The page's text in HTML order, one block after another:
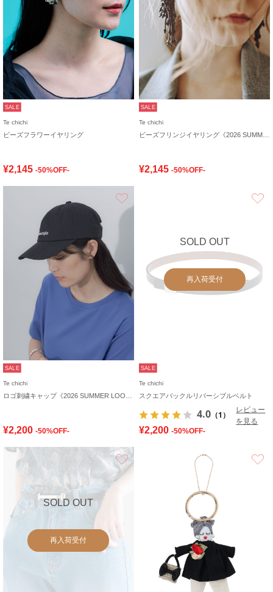
SALE
Te chichi
ビーズフラワーイヤリング
¥2,145 -50%OFF-
SALE
Te chichi
¥2,145 -50%OFF-
SALE
Te chichi
¥2,200 -50%OFF-
SOLD OUT
再入荷受付
SALE
Te chichi
スクエアバックルリバーシブルベルト
4.0 （1）
レビュー
を見る
¥2,200 -50%OFF-
SOLD OUT
再入荷受付